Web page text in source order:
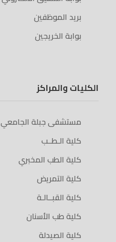
بريد الموظفين
بوابة الخريجين
الكليات والمراكز
مستشفى جبلة الجامعي
كلية الـطــب
كلية الطب المخبري
كلية التمريض
كلية القبــالـة
كلية طب الأسنان
كلية الصيدلة